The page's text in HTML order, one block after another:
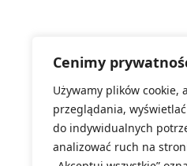
Cenimy
Używamy plików cookie,
przeglądania,
do indywidualnych
analizować ruch na